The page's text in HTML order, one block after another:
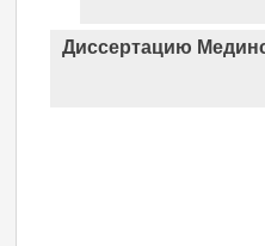
Диссертацию